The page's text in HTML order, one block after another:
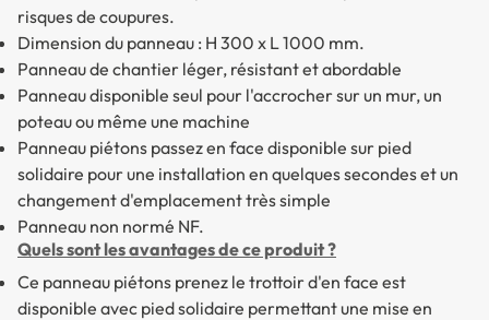
risques de coupures.
Dimension du panneau : H 300 x L 1000 mm.
Panneau de chantier léger, résistant et abordable
Panneau disponible seul pour l'accrocher sur un mur, un
poteau ou même une machine
Panneau piétons passez en face disponible sur pied
solidaire pour une installation en quelques secondes et un
changement d'emplacement très simple
Panneau non normé NF.
Quels sont les avantages de ce produit ?
Ce panneau piétons prenez le trottoir d'en face est
disponible avec pied solidaire permettant une mise en